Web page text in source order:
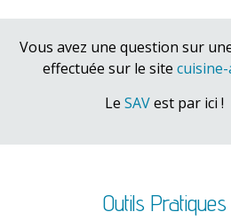
Vous avez une question sur
effectuée sur le site
Le SAVest par ici !
Outils Pratiques